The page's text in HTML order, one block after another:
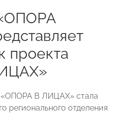
проекта
«ОПОРА В ЛИЦАХ» стала
регионального отделения